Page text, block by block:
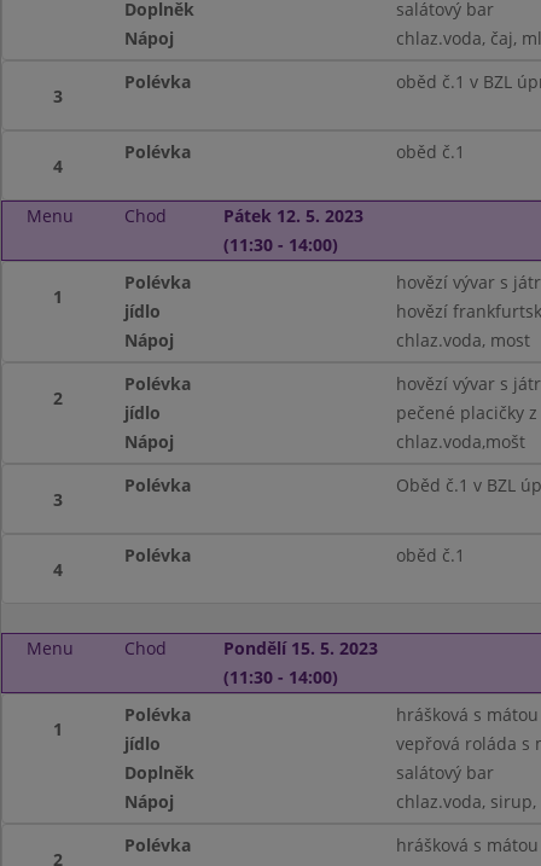
Doplněk
salátový bar
Nápoj
chlaz.voda, čaj,
3
Polévka oběd č.1 v BZL
4
Polévka oběd č.1
Menu Chod
Pátek 12. 5. 2023
(11:30 - 14:00)
1
Polévka
hovězí vývar s
jídlo
hovězí
Nápoj
chlaz.voda, most
2
Polévka
hovězí vývar s
jídlo
pečené placičky
Nápoj
chlaz.voda,mošt
3
Polévka Oběd č.1 v BZL
4
Polévka oběd č.1
Menu Chod
Pondělí 15. 5. 2023
(11:30 - 14:00)
1
Polévka
hrášková s mátou
jídlo
vepřová roláda s
Doplněk
salátový bar
Nápoj
chlaz.voda, sirup,
2
Polévka
hrášková s mátou